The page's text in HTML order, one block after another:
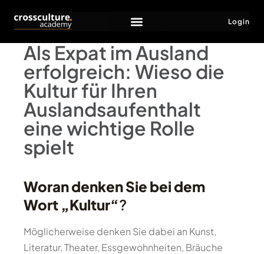
Login
Als Expat im Ausland
erfolgreich: Wieso die
Kultur für Ihren
Auslandsaufenthalt
eine wichtige Rolle
spielt
Woran denken Sie bei dem
Wort „Kultur“?
Möglicherweise denken Sie dabei an Kunst,
Literatur, Theater, Essgewohnheiten, Bräuche